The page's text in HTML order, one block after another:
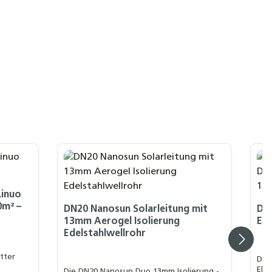
–
DN20 Nanosun Solarleitung mit
13mm Aerogel Isolierung
Edelstahlwellrohr